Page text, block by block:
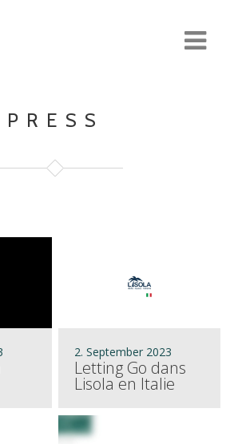
PRESS
2. September 2023
Letting Go dans
Lisola en Italie